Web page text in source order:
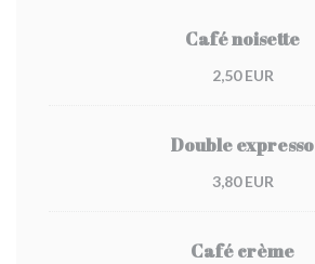
Café noisette
2,50 EUR
Double expresso
3,80 EUR
Café crème